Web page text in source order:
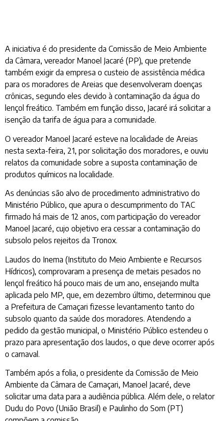
A iniciativa é do presidente da Comissão de Meio Ambiente
da Câmara, vereador Manoel Jacaré (PP), que pretende
também exigir da empresa o custeio de assistência médica
para os moradores de Areias que desenvolveram doenças
crônicas, segundo eles devido à contaminação da água do
lençol freático. Também em função disso, Jacaré irá solicitar a
isenção da tarifa de água para a comunidade.
O vereador Manoel Jacaré esteve na localidade de Areias
nesta sexta-feira, 21, por solicitação dos moradores, e ouviu
relatos da comunidade sobre a suposta contaminação de
produtos químicos na localidade.
As denúncias são alvo de procedimento administrativo do
Ministério Público, que apura o descumprimento do TAC
firmado há mais de 12 anos, com participação do vereador
Manoel Jacaré, cujo objetivo era cessar a contaminação do
subsolo pelos rejeitos da Tronox.
Laudos do Inema (Instituto do Meio Ambiente e Recursos
Hídricos), comprovaram a presença de metais pesados no
lençol freático há pouco mais de um ano, ensejando multa
aplicada pelo MP, que, em dezembro último, determinou que
a Prefeitura de Camaçari fizesse levantamento tanto do
subsolo quanto da saúde dos moradores. Atendendo a
pedido da gestão municipal, o Ministério Público estendeu o
prazo para apresentação dos laudos, o que deve ocorrer após
o carnaval.
Também após a folia, o presidente da Comissão de Meio
Ambiente da Câmara de Camaçari, Manoel Jacaré, deve
solicitar uma data para a audiência pública. Além dele, o relator
Dudu do Povo (União Brasil) e Paulinho do Som (PT)